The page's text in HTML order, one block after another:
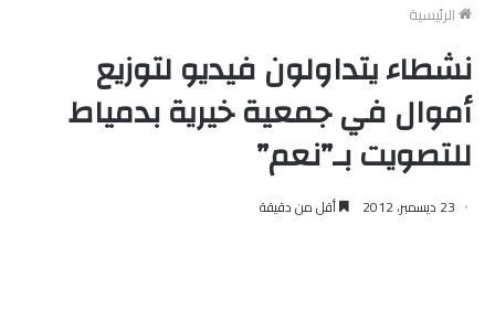
الرئيسية
نشطاء يتداولون فيديو لتوزيع
أموال في جمعية خيرية بدمياط
للتصويت بـ”نعم”
23 ديسمبر، 2012 أقل من دقيقة